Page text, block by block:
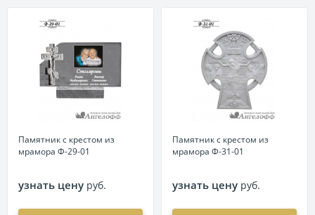
Памятник с крестом из
мрамора Ф-29-01
узнать цену руб.
Памятник с крестом из
мрамора Ф-31-01
узнать цену руб.